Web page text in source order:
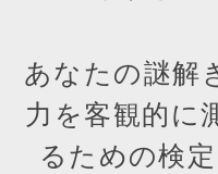
あなたの謎解
力を客観的に
るための検定